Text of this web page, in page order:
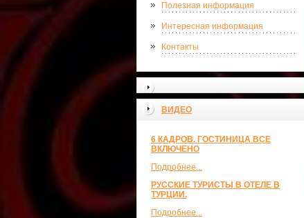
Полезная информация
Интересная информация
Контакты
ВИДЕО
6 КАДРОВ. ГОСТИНИЦА ВСЕ
ВКЛЮЧЕНО
Подробнее...
РУССКИЕ ТУРИСТЫ В ОТЕЛЕ В
ТУРЦИИ.
Подробнее...